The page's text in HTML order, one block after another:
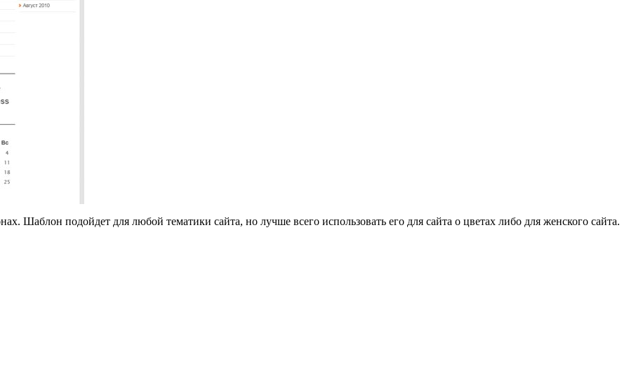
подойдет для любой тематики сайта, но лучше всего использовать его для сайта о цветах либо для женского сайта.